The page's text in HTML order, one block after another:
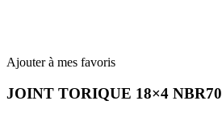
Ajouter à mes favoris
JOINT TORIQUE 18×4 NBR70